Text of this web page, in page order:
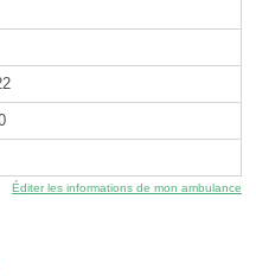
Éditer les informations de mon ambulance